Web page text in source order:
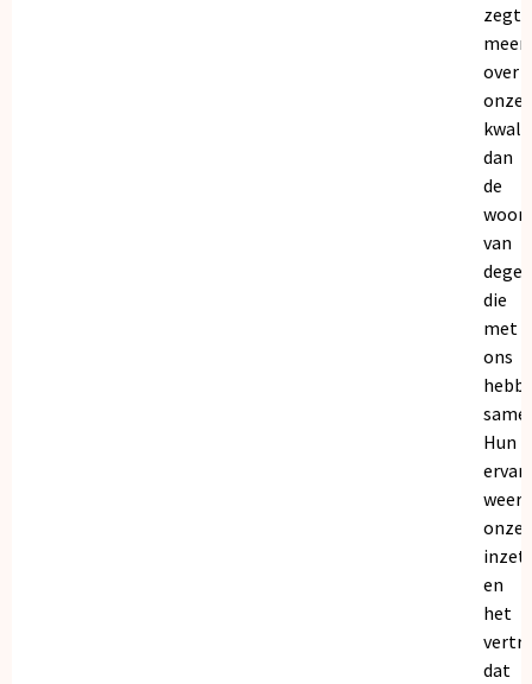
zegt
meer
over
onze
dan
de
van
die
met
ons
Hun
onze
inzet
en
het
dat